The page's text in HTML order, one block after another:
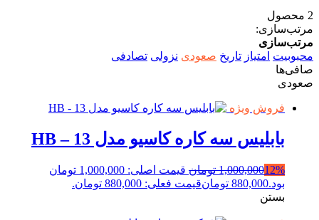
2 محصول
مرتب‌سازی:
مرتب‌سازی
محبوبیت امتیاز تاریخ صعودی نزولی تصادفی
صافی‌ها
صعودی
فروش ویژه
بابلیس سه کاره کاسیو مدل HB – 13
12%
1,000,000 تومان
قیمت اصلی: 1,000,000 تومان
بود.880,000 تومانقیمت فعلی: 880,000 تومان.
بستن